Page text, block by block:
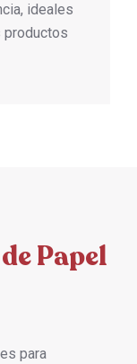
ideales
productos
Papel
para